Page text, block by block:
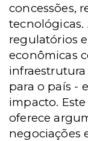
concessões,
tecnológicas.
regulatórios
econômicas
para o país -
impacto.
oferece
negociações